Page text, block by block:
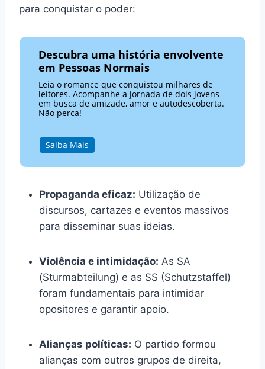
para conquistar o poder:
Descubra uma história envolvente
em Pessoas Normais
Leia o romance que conquistou milhares de
leitores. Acompanhe a jornada de dois jovens
em busca de amizade, amor e autodescoberta.
Não perca!
Saiba Mais
Propaganda eficaz: Utilização de
discursos, cartazes e eventos massivos
para disseminar suas ideias.
Violência e intimidação: As SA
(Sturmabteilung) e as SS (Schutzstaffel)
foram fundamentais para intimidar
opositores e garantir apoio.
Alianças políticas: O partido formou
alianças com outros grupos de direita,